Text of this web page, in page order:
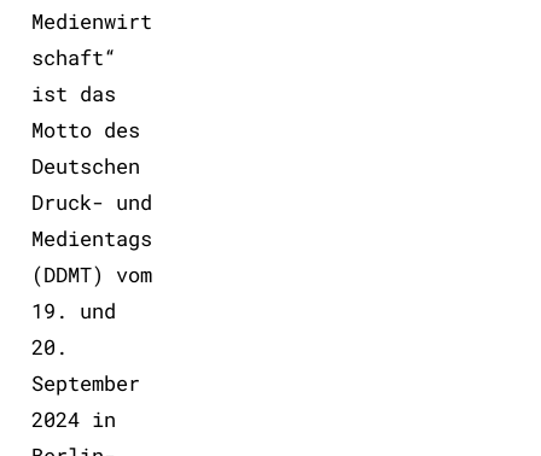
Medienwirt
schaft“
ist das
Motto des
Deutschen
Druck- und
Medientags
(DDMT) vom
19. und
20.
September
2024 in